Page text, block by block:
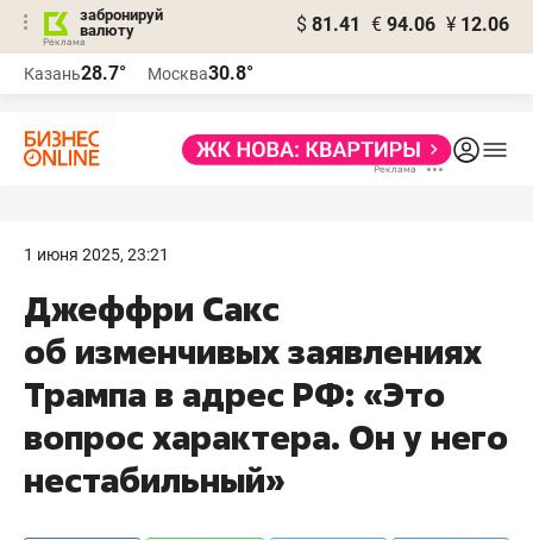
забронируй
валюту
$ 81.41 € 94.06 ¥ 12.06
Казань28.7° Москва30.8°
1 июня 2025, 23:21
Джеффри Сакс
об изменчивых заявлениях
Трампа в адрес РФ: «Это
вопрос характера. Он у него
нестабильный»